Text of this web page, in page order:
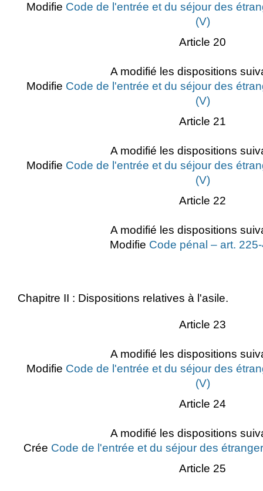
Modifie Code de l'entrée et du séjour des
(V)
Article 20
A modifié les dispositions
Modifie Code de l'entrée et du séjour des
(V)
Article 21
A modifié les dispositions
Modifie Code de l'entrée et du séjour des
(V)
Article 22
A modifié les dispositions
Modifie Code pénal – art.
Chapitre II : Dispositions relatives à l'asile.
Article 23
A modifié les dispositions
Modifie Code de l'entrée et du séjour des
(V)
Article 24
A modifié les dispositions
Crée Code de l'entrée et du séjour des
Article 25